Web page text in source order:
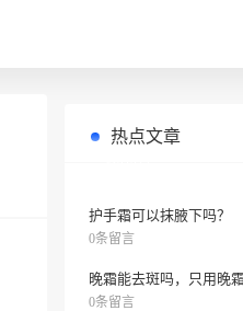
热点文章
护手霜可以抹腋下吗？
0条留言
晚霜能去斑吗，只用晚
0条留言